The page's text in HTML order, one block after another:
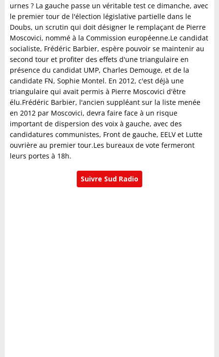
urnes ? La gauche passe un véritable test ce dimanche, avec
le premier tour de l'élection législative partielle dans le
Doubs, un scrutin qui doit désigner le remplaçant de Pierre
Moscovici, nommé à la Commission européenne.Le candidat
socialiste, Frédéric Barbier, espère pouvoir se maintenir au
second tour et profiter des effets d'une triangulaire en
présence du candidat UMP, Charles Demouge, et de la
candidate FN, Sophie Montel. En 2012, c'est déjà une
triangulaire qui avait permis à Pierre Moscovici d'être
élu.Frédéric Barbier, l'ancien suppléant sur la liste menée
en 2012 par Moscovici, devra faire face à un risque
important de dispersion des voix à gauche, avec des
candidatures communistes, Front de gauche, EELV et Lutte
ouvrière au premier tour.Les bureaux de vote fermeront
leurs portes à 18h.
Suivre Sud Radio